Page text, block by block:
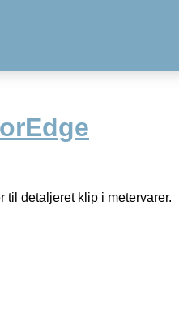
til detaljeret klip i metervarer.